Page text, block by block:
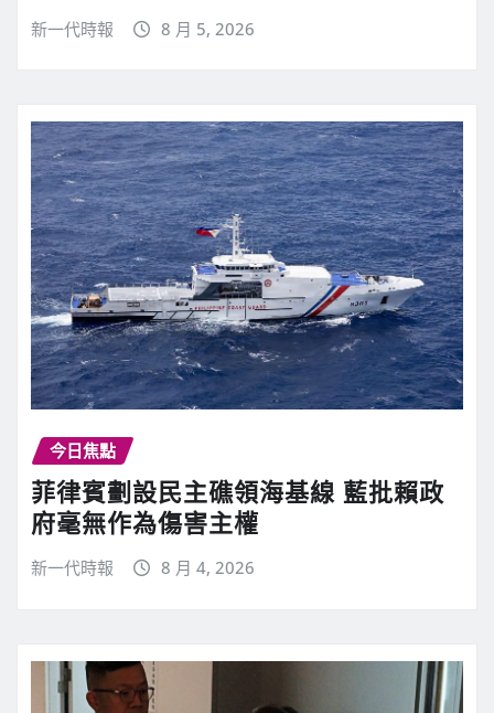
新一代時報 8 月 5, 2026
今日焦點
菲律賓劃設民主礁領海基線 藍批賴政
府毫無作為傷害主權
新一代時報 8 月 4, 2026